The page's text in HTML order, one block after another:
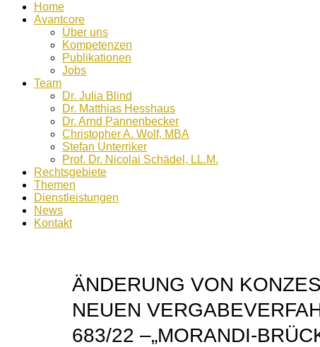
Home
Avantcore
Über uns
Kompetenzen
Publikationen
Jobs
Team
Dr. Julia Blind
Dr. Matthias Hesshaus
Dr. Arnd Pannenbecker
Christopher A. Wolf, MBA
Stefan Unterriker
Prof. Dr. Nicolai Schädel, LL.M.
Rechtsgebiete
Themen
Dienstleistungen
News
Kontakt
ÄNDERUNG VON
NEUEN
683/22 –„MORANDI-